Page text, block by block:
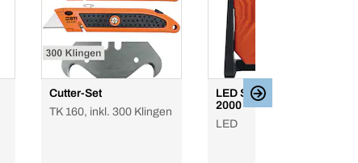
Cutter-Set
TK 160, inkl. 300 Klingen
LED Strahler Akku Lux
2000
LED